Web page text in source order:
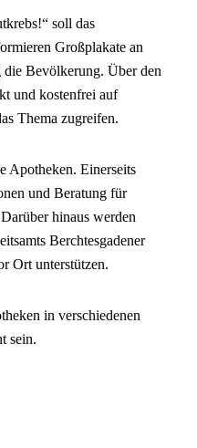
soll das
Großplakate an
die Bevölkerung. Über den
und kostenfrei auf
Thema zugreifen.
Apotheken. Einerseits
und Beratung für
hinaus werden
Berchtesgadener
Ort unterstützen.
in verschiedenen
sein.